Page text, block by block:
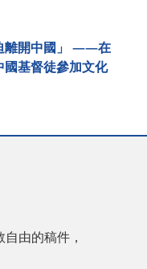
離開中國」 ——在
國基督徒參加文化
由的稿件，